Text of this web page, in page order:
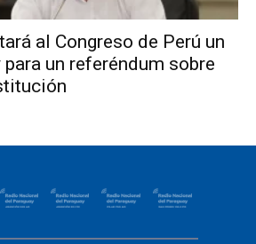
al Congreso de Perú un
un referéndum sobre